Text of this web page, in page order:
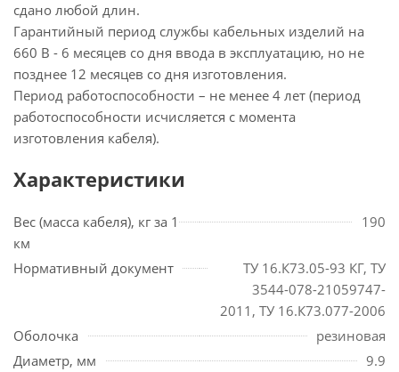
сдано любой длин.
Гарантийный период службы кабельных изделий на
660 В - 6 месяцев со дня ввода в эксплуатацию, но не
позднее 12 месяцев со дня изготовления.
Период работоспособности – не менее 4 лет (период
работоспособности исчисляется с момента
изготовления кабеля).
Характеристики
Вес (масса кабеля), кг за 1
км
190
Нормативный документ
ТУ 16.К73.05-93 КГ, ТУ
3544-078-21059747-
2011, ТУ 16.К73.077-2006
Оболочка
резиновая
Диаметр, мм
9.9